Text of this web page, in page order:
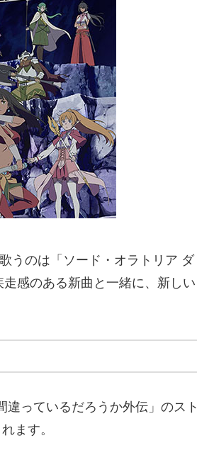
うのは「ソード・オラトリア ダ
感のある新曲と一緒に、新しい
っているだろうか外伝」のスト
ます。